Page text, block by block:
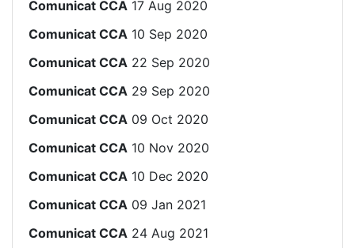
Comunicat CCA 17 Aug 2020
Comunicat CCA 10 Sep 2020
Comunicat CCA 22 Sep 2020
Comunicat CCA 29 Sep 2020
Comunicat CCA 09 Oct 2020
Comunicat CCA 10 Nov 2020
Comunicat CCA 10 Dec 2020
Comunicat CCA 09 Jan 2021
Comunicat CCA 24 Aug 2021